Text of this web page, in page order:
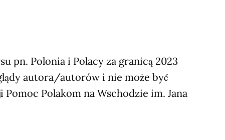
pn. Polonia i Polacy za granicą 2023
autora/autorów i nie może być
Polakom na Wschodzie im. Jana